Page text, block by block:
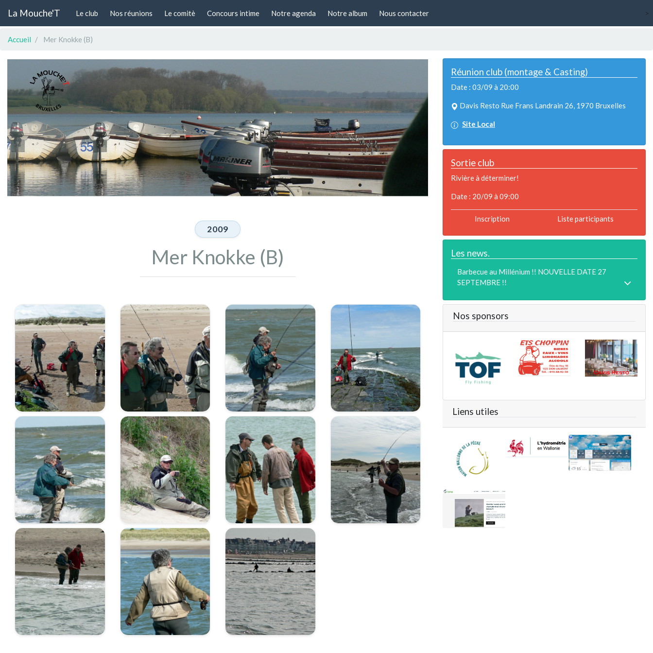
La Mouche'T Le club (actuel)
Nos réunions Le comitè Concours intime Notre agenda Notre album Nous contacter >
Accueil Mer Knokke (B)
2009
Mer Knokke (B)
Réunion club (montage & Casting)
Date : 03/09 à 20:00
Davis Resto Rue Frans Landrain 26, 1970 Bruxelles
Site Local
Sortie club
Rivière à déterminer!
Date : 20/09 à 09:00
Inscription Liste participants
Les news.
Barbecue au Millénium !! NOUVELLE DATE 27
SEPTEMBRE !!
Nos sponsors
Liens utiles